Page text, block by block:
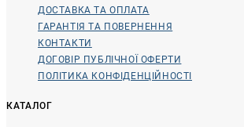
ДОСТАВКА ТА ОПЛАТА
ГАРАНТІЯ ТА ПОВЕРНЕННЯ
КОНТАКТИ
ДОГОВІР ПУБЛІЧНОЇ ОФЕРТИ
ПОЛІТИКА КОНФІДЕНЦІЙНОСТІ
КАТАЛОГ